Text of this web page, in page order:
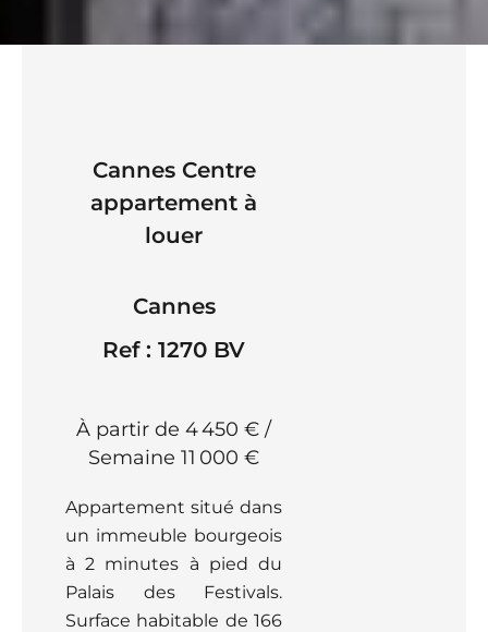
Cannes Centre
appartement à
louer
Cannes
Ref : 1270 BV
À partir de 4 450 € /
Semaine11 000 €
Appartement situé dans
un immeuble bourgeois
à 2 minutes à pied du
Palais des Festivals.
Surface habitable de 166